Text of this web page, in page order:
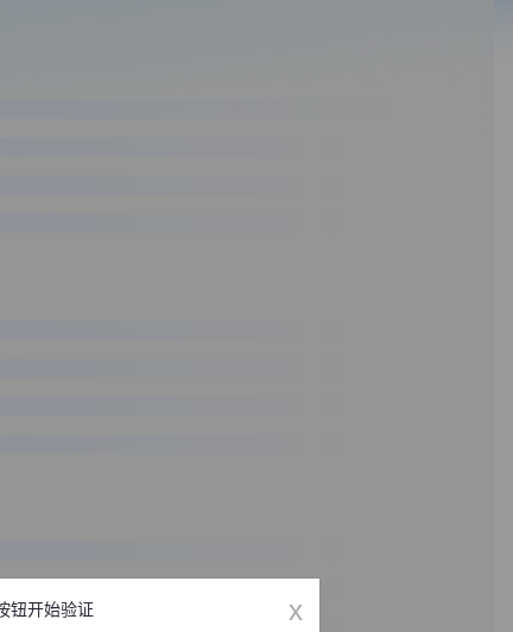
钮开始验证 x